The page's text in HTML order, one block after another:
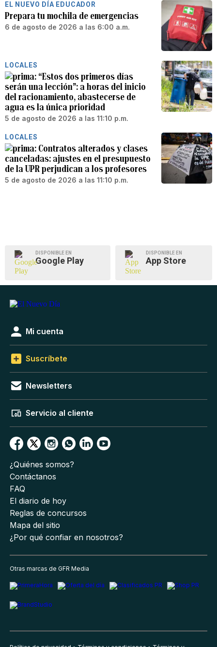
EL NUEVO DÍA EDUCADOR
Prepara tu mochila de emergencias
6 de agosto de 2026 a las 6:00 a.m.
LOCALES
“Estos dos primeros días
serán una lección”: a horas del inicio
del racionamiento, abastecerse de
agua es la única prioridad
5 de agosto de 2026 a las 11:10 p.m.
LOCALES
Contratos alterados y clases
canceladas: ajustes en el presupuesto
de la UPR perjudican a los profesores
5 de agosto de 2026 a las 11:10 p.m.
DISPONIBLE EN
Google Play
DISPONIBLE EN
App Store
Mi cuenta
Suscríbete
Newsletters
Servicio al cliente
¿Quiénes somos?
Contáctanos
FAQ
El diario de hoy
Reglas de concursos
Mapa del sitio
¿Por qué confiar en nosotros?
Otras marcas de GFR Media